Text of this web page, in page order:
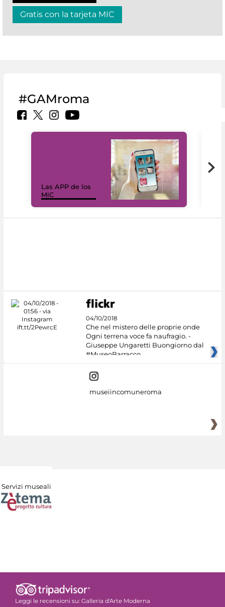
Gratis con la tarjeta MIC
#GAMroma
Las APP de los
MiC
04/10/2018
Che nel mistero delle proprie onde
Ogni terrena voce fa naufragio. -
Giuseppe Ungaretti Buongiorno dal
#MuseoBarracco
museiincomuneroma
Servizi museali
Leggi le recensioni su: Galleria d'Arte Moderna